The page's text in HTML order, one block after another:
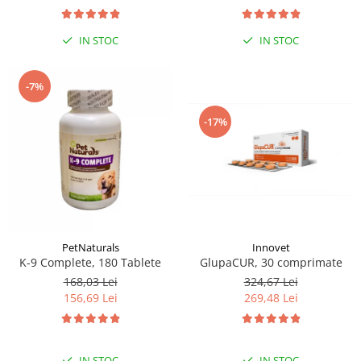
IN STOC IN STOC
-7%
PetNaturals
K-9 Complete, 180 Tablete
168,03 Lei
156,69 Lei
-17%
Innovet
GlupaCUR, 30 comprimate
324,67 Lei
269,48 Lei